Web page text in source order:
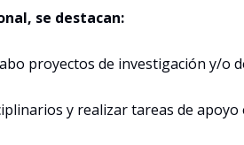
se destacan:
proyectos de investigación y/o
y realizar tareas de apoyo